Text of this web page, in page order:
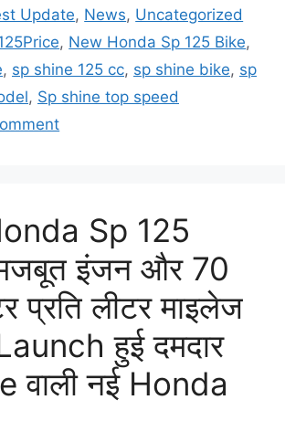
Update, News, Uncategorized
, New Honda Sp 125 Bike,
, sp shine 125 cc, sp shine bike, sp
, Sp shine top speed
Sp 125
इंजन और 70
प्रति लीटर माइलेज
हुई दमदार
वाली नई Honda